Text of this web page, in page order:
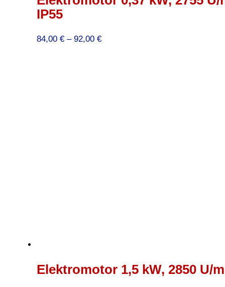
IP55
84,00 € – 92,00 €Preisspanne:
Elektromotor 1,5 kW, 2850 U/